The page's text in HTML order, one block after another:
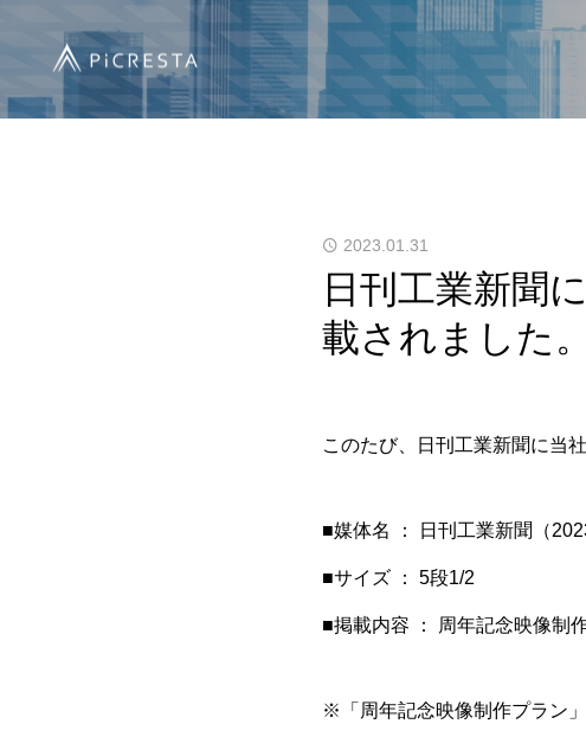
2023.01.31
日刊工業新聞
載されました。
このたび、日刊工業新聞に当
■媒体名 ： 日刊工業新聞（
■サイズ ： 5段1/2
■掲載内容 ： 周年記念映像制
※「周年記念映像制作プラン